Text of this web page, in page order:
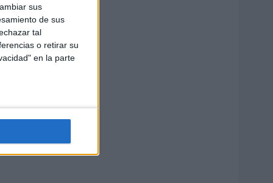
sus
de sus
tal
o retirar su
en la parte